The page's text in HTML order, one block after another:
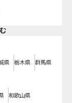
県 栃木県 群馬県
和歌山県